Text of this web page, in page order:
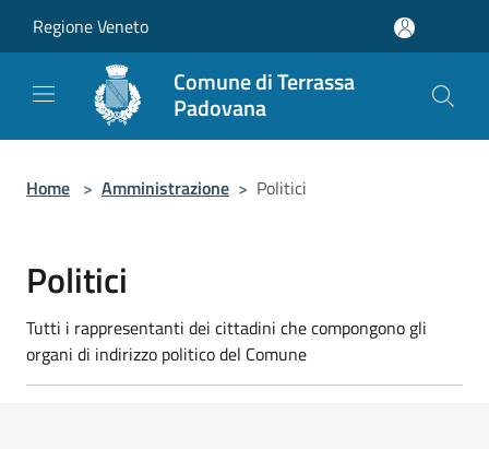
Regione Veneto
Comune di Terrassa
Padovana
Home > Amministrazione > Politici
Politici
Tutti i rappresentanti dei cittadini che compongono gli
organi di indirizzo politico del Comune